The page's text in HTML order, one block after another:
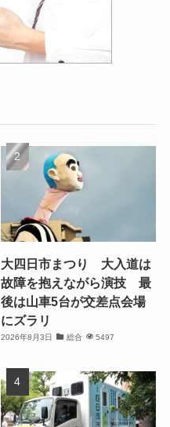
大四日市まつり 大入道は
故障を抱えながら演技 最
後は山車5台が交差点会場
にズラリ
2026年8月3日 総合 5497